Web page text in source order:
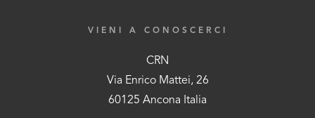
VIENI A CONOSCERCI
CRN
Via Enrico Mattei, 26
60125 Ancona Italia